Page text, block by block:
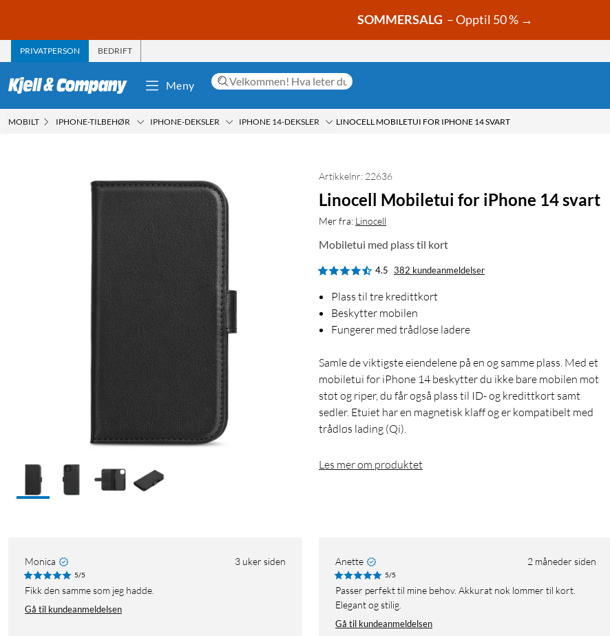
SOMMERSALG – Opptil 50 % →
PRIVATPERSON BEDRIFT
Meny
MOBILT IPHONE-TILBEHØR IPHONE-DEKSLER IPHONE 14-DEKSLER LINOCELL MOBILETUI FOR IPHONE 14 SVART
Artikkelnr: 22636
Linocell Mobiletui for iPhone 14 svart
Mer fra: Linocell
Mobiletui med plass til kort
4.5 382 kundeanmeldelser
Plass til tre kredittkort
Beskytter mobilen
Fungerer med trådløse ladere
Samle de viktigste eiendelene på en og samme plass. Med et
mobiletui for iPhone 14 beskytter du ikke bare mobilen mot
støt og riper, du får også plass til ID- og kredittkort samt
sedler. Etuiet har en magnetisk klaff og er kompatibelt med
trådløs lading (Qi).
Les mer om produktet
Monica 3 uker siden
5/5
Fikk den samme som jeg hadde.
Gå til kundeanmeldelsen
Anette 2 måneder siden
5/5
Passer perfekt til mine behov. Akkurat nok lommer til kort.
Elegant og stilig.
Gå til kundeanmeldelsen